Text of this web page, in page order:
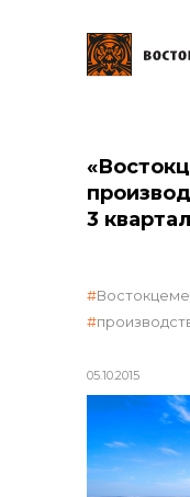
Закупки
общая
3 квартал
05.10.2015